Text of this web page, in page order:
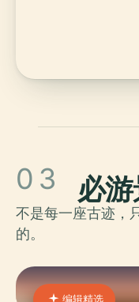
03 必
不是每一座古迹，
的。
编辑精选